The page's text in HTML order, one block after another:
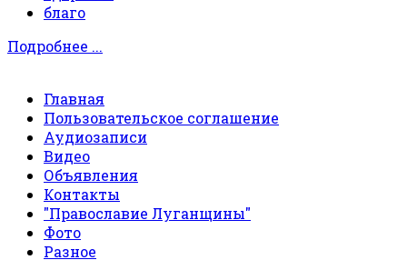
благо
Подробнее ...
Главная
Пользовательское соглашение
Аудиозаписи
Видео
Объявления
Контакты
"Православие Луганщины"
Фото
Разное